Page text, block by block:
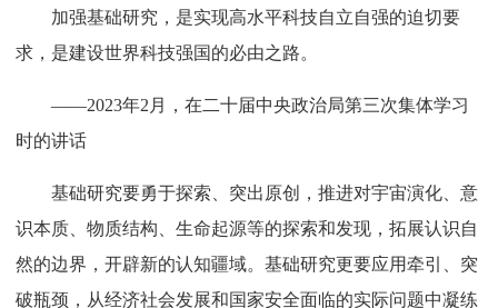
加强基础研究，是实现高水平科技自立自强的迫切要
求，是建设世界科技强国的必由之路。
——2023年2月，在二十届中央政治局第三次集体学习
时的讲话
基础研究要勇于探索、突出原创，推进对宇宙演化、意
识本质、物质结构、生命起源等的探索和发现，拓展认识自
然的边界，开辟新的认知疆域。基础研究更要应用牵引、突
破瓶颈，从经济社会发展和国家安全面临的实际问题中凝练